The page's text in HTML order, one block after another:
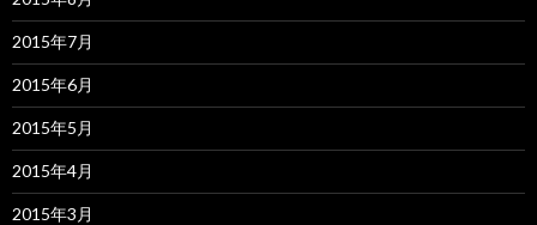
2015年7月
2015年6月
2015年5月
2015年4月
2015年3月